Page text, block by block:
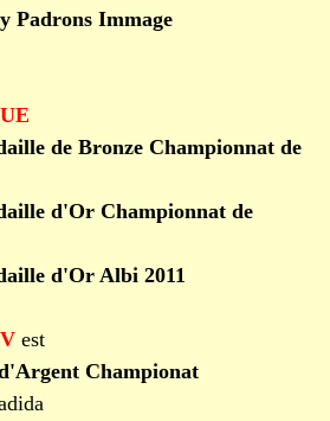
Padrons Immage
Championnat de
Championnat de
Albi 2011
est
Championat